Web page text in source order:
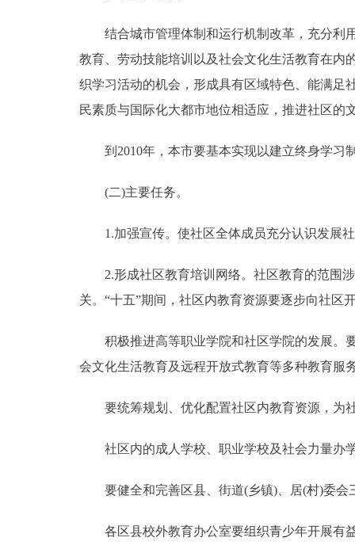
ENGLISH
DEUTSCH
ESPAÑOL
ITALIANO
结合城市管理体制和运行机制改革，充分利用
教育、劳动技能培训以及社会文化生活教育在内
织学习活动的机会，形成具有区域特色、能满足
民素质与国际化大都市地位相适应，推进社区
到2010年，本市要基本实现以建立终身学习
(二)主要任务。
1.加强宣传。使社区全体成员充分认识发展社
2.形成社区教育培训网络。社区教育的范围涉
关。“十五”期间，社区内教育资源要逐步向社区
积极推进高等职业学院和社区学院的发展。要
会文化生活教育及远程开放式教育等多种教育服
要统筹规划、优化配置社区内教育资源，为
社区内的成人学校、职业学校及社会力量办
要健全和完善区县、街道(乡镇)、居(村)委会
各区县校外教育办公室要组织青少年开展有